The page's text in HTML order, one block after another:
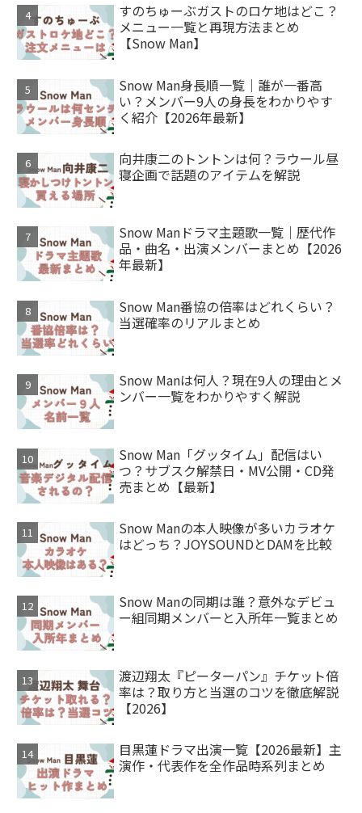
すのちゅーぶガストのロケ地はどこ？
メニュー一覧と再現方法まとめ
【Snow Man】
Snow Man身長順一覧｜誰が一番高
い？メンバー9人の身長をわかりやす
く紹介【2026年最新】
向井康二のトントンは何？ラウール昼
寝企画で話題のアイテムを解説
Snow Manドラマ主題歌一覧｜歴代作
品・曲名・出演メンバーまとめ【2026
年最新】
Snow Man番協の倍率はどれくらい？
当選確率のリアルまとめ
Snow Manは何人？現在9人の理由とメ
ンバー一覧をわかりやすく解説
Snow Man「グッタイム」配信はい
つ？サブスク解禁日・MV公開・CD発
売まとめ【最新】
Snow Manの本人映像が多いカラオケ
はどっち？JOYSOUNDとDAMを比較
Snow Manの同期は誰？意外なデビュ
ー組同期メンバーと入所年一覧まとめ
渡辺翔太『ピーターパン』チケット倍
率は？取り方と当選のコツを徹底解説
【2026】
目黒蓮ドラマ出演一覧【2026最新】主
演作・代表作を全作品時系列まとめ